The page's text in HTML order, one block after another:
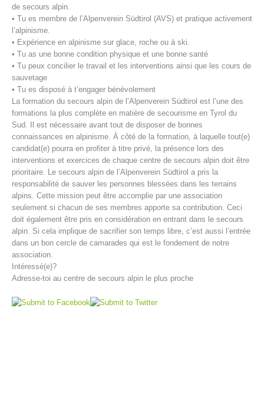
Centres de secours
de secours alpin.
• Tu es membre de l’Alpenverein Südtirol (AVS) et pratique activement
l’alpinisme.
• Expérience en alpinisme sur glace, roche ou à ski.
• Tu as une bonne condition physique et une bonne santé
• Tu peux concilier le travail et les interventions ainsi que les cours de
sauvetage
• Tu es disposé à t’engager bénévolement
La formation du secours alpin de l’Alpenverein Südtirol est l’une des
formations la plus complète en matière de secourisme en Tyrol du
Sud. Il est nécessaire avant tout de disposer de bonnes
connaissances en alpinisme. À côté de la formation, à laquelle tout(e)
candidat(e) pourra en profiter à titre privé, la présence lors des
interventions et exercices de chaque centre de secours alpin doit être
prioritaire. Le secours alpin de l’Alpenverein Südtirol a pris la
responsabilité de sauver les personnes blessées dans les terrains
alpins. Cette mission peut être accomplie par une association
seulement si chacun de ses membres apporte sa contribution. Ceci
doit également être pris en considération en entrant dans le secours
alpin. Si cela implique de sacrifier son temps libre, c’est aussi l’entrée
dans un bon cercle de camarades qui est le fondement de notre
association.
Intéressé(e)?
Adresse-toi au centre de secours alpin le plus proche